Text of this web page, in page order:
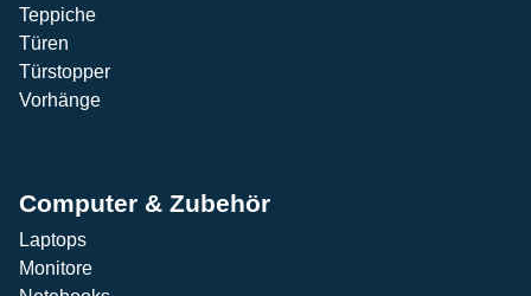
Teppiche
Türen
Türstopper
Vorhänge
Computer & Zubehör
Laptops
Monitore